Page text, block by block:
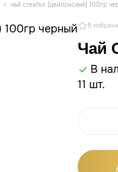
чай creatlur (цейлонский) 100гр
В
Чай
В
11 шт.